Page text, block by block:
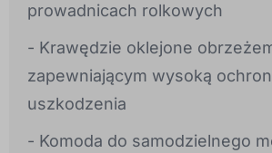
prowadnicach rolkowych
- Krawędzie oklejone
zapewniającym wysoką
uszkodzenia
- Komoda do samodzielnego